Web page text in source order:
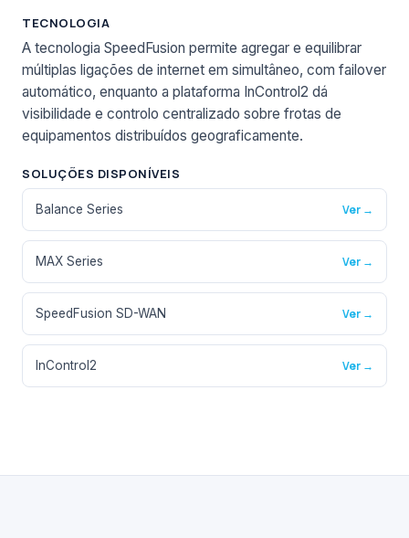
TECNOLOGIA
A tecnologia SpeedFusion permite agregar e equilibrar
múltiplas ligações de internet em simultâneo, com failover
automático, enquanto a plataforma InControl2 dá
visibilidade e controlo centralizado sobre frotas de
equipamentos distribuídos geograficamente.
SOLUÇÕES DISPONÍVEIS
Balance Series Ver →
MAX Series Ver →
SpeedFusion SD-WAN Ver →
InControl2 Ver →